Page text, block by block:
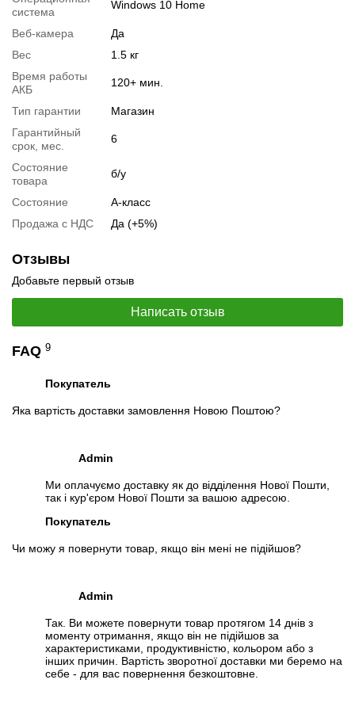
📧Запрос оптовой цены
Отслеживать на Facebook
система
Windows 10 Home
Веб-камера
Да
Вес
1.5 кг
Время работы
АКБ
120+ мин.
Тип гарантии
Магазин
Гарантийный
срок, мес.
6
Состояние
товара
б/у
Состояние
А-класс
Продажа с НДС
Да (+5%)
Отзывы
Добавьте первый отзыв
Написать отзыв
FAQ 9
Покупатель
Яка вартість доставки замовлення Новою Поштою?
Admin
Ми оплачуємо доставку як до відділення Нової Пошти,
так і кур'єром Нової Пошти за вашою адресою.
Покупатель
Чи можу я повернути товар, якщо він мені не підійшов?
Admin
Так. Ви можете повернути товар протягом 14 днів з
моменту отримання, якщо він не підійшов за
характеристиками, продуктивністю, кольором або з
інших причин. Вартість зворотної доставки ми беремо на
себе - для вас повернення безкоштовне.